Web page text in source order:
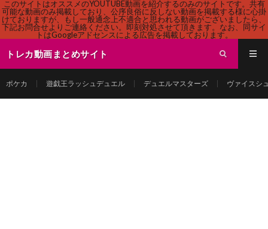
このサイトはオススメのYOUTUBE動画を紹介するのみのサイトです。共有
可能な動画のみ掲載しており、公序良俗に反しない動画を掲載する様に心掛
けておりますが、もし一般通念上不適合と思われる動画がございましたら、
下記お問合せよりご連絡ください。即刻対処させて頂きます。なお、同サイ
トはGoogleアドセンスによる広告を掲載しております。
トレカ動画まとめサイト
ポケカ 遊戯王ラッシュデュエル デュエルマスターズ ヴァイスシ